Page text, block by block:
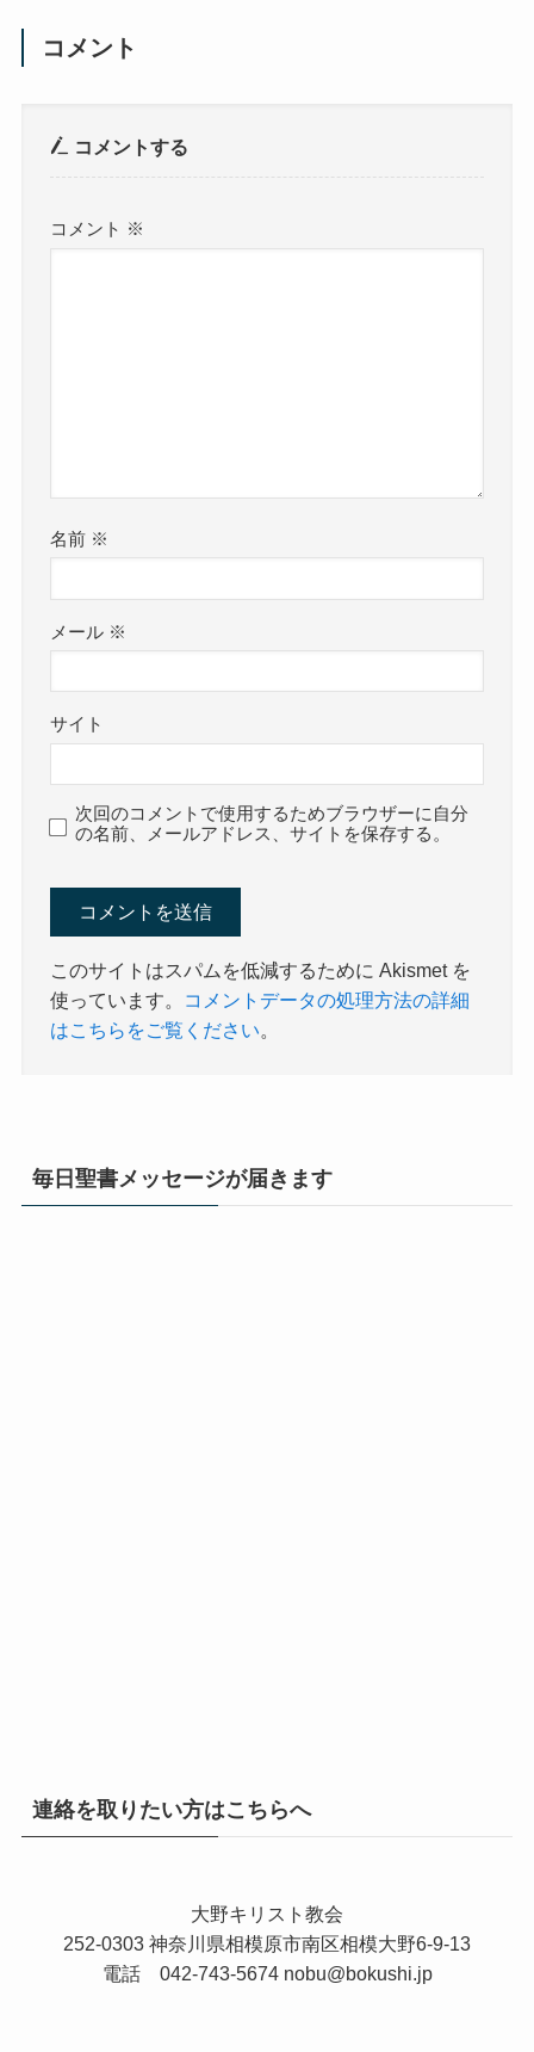
コメント
コメントする
コメント ※
名前 ※
メール ※
サイト
次回のコメントで使用するためブラウザーに自分
の名前、メールアドレス、サイトを保存する。
このサイトはスパムを低減するために Akismet を
使っています。
コメントデータの処理方法の詳細
はこちらをご覧ください。
毎日聖書メッセージが届きます
連絡を取りたい方はこちらへ
大野キリスト教会
252-0303 神奈川県相模原市南区相模大野6-9-13
電話 042-743-5674nobu@bokushi.jp